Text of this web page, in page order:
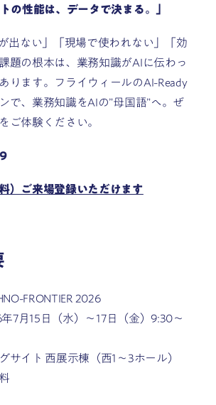
の性能は、データで決まる。」
出ない」「現場で使われない」「効
題の根本は、業務知識がAIに伝わっ
ります。フライウィールのAI-Ready
で、業務知識をAIの”母国語”へ。ぜ
ご体験ください。
）ご来場登録いただけます
FRONTIER 2026
7月15日（水）〜17日（金）9:30〜
サイト 西展示棟（西1〜3ホール）